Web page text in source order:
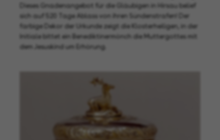
Dieses Gnadenangebot für die Gläubigen in Hirsau belief
sich auf 520 Tage Ablass von ihren Sündenstrafen! Der
farbige Dekor der Urkunde zeigt die Klosterheiligen, in der
Initiale bittet ein Benediktinermönch die Muttergottes mit
dem Jesuskind um Erhörung.